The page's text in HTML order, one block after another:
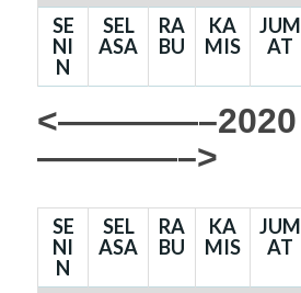
SE
NI
N
SEL
ASA
RA
BU
KA
MIS
JUM
AT
<————–2020
————–>
SE
NI
N
SEL
ASA
RA
BU
KA
MIS
JUM
AT